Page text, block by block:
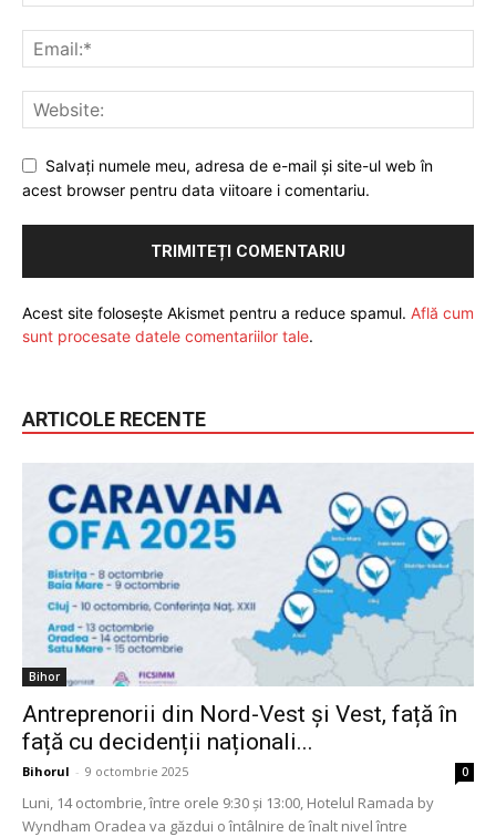
Salvați numele meu, adresa de e-mail și site-ul web în
acest browser pentru data viitoare i comentariu.
Acest site folosește Akismet pentru a reduce spamul. Află cum
sunt procesate datele comentariilor tale.
ARTICOLE RECENTE
Bihor
Antreprenorii din Nord-Vest și Vest, față în
față cu decidenții naționali...
Bihorul - 9 octombrie 2025 0
Luni, 14 octombrie, între orele 9:30 și 13:00, Hotelul Ramada by
Wyndham Oradea va găzdui o întâlnire de înalt nivel între